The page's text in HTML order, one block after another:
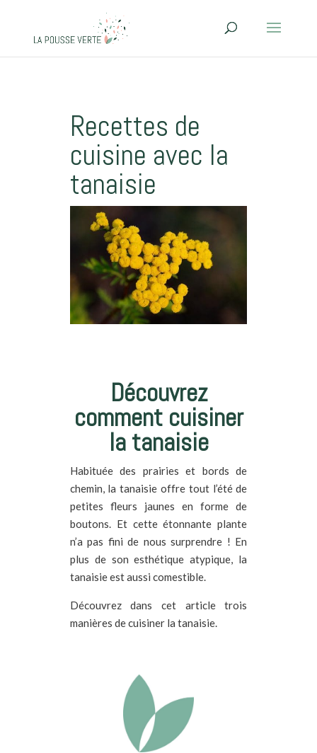
Recettes de
cuisine avec la
tanaisie
Découvrez
comment cuisiner
la tanaisie
Habituée des prairies et bords de
chemin, la tanaisie offre tout l’été de
petites fleurs jaunes en forme de
boutons.Etcette étonnante plante
n’a pas fini de nous surprendre ! En
plus de son esthétique atypique, la
tanaisie est aussi comestible.
Découvrez dans cet article trois
manières de cuisiner la tanaisie.